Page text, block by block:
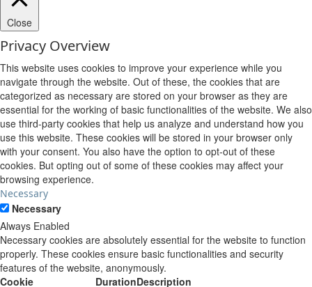
Close
Privacy Overview
This website uses cookies to improve your experience while you
navigate through the website. Out of these, the cookies that are
categorized as necessary are stored on your browser as they are
essential for the working of basic functionalities of the website. We also
use third-party cookies that help us analyze and understand how you
use this website. These cookies will be stored in your browser only
with your consent. You also have the option to opt-out of these
cookies. But opting out of some of these cookies may affect your
browsing experience.
Necessary
Necessary
Always Enabled
Necessary cookies are absolutely essential for the website to function
properly. These cookies ensure basic functionalities and security
features of the website, anonymously.
Cookie
DurationDescription